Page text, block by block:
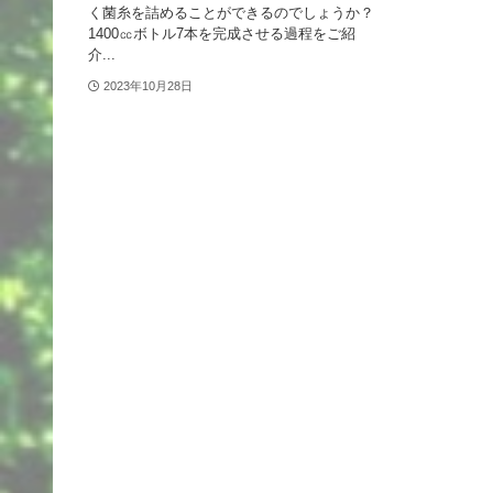
く菌糸を詰めることができるのでしょうか？
1400㏄ボトル7本を完成させる過程をご紹
介...
2023年10月28日